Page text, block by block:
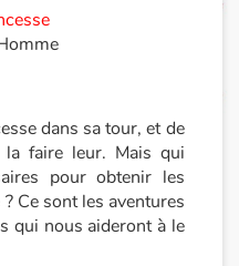
dans sa tour, et de
faire leur. Mais qui
pour obtenir les
Ce sont les aventures
qui nous aideront à le